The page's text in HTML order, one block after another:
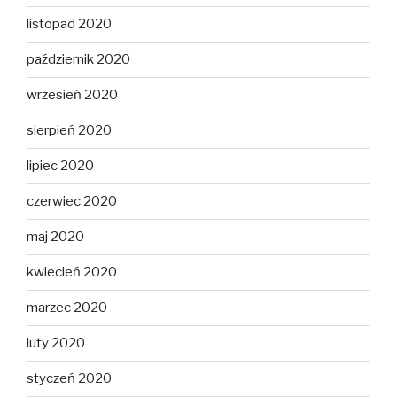
listopad 2020
październik 2020
wrzesień 2020
sierpień 2020
lipiec 2020
czerwiec 2020
maj 2020
kwiecień 2020
marzec 2020
luty 2020
styczeń 2020